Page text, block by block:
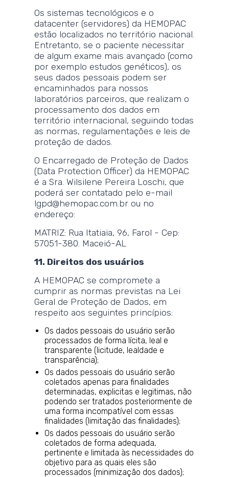
Os sistemas tecnológicos e o
datacenter (servidores) da HEMOPAC
estão localizados no território nacional.
Entretanto, se o paciente necessitar
de algum exame mais avançado (como
por exemplo estudos genéticos), os
seus dados pessoais podem ser
encaminhados para nossos
laboratórios parceiros, que realizam o
processamento dos dados em
território internacional, seguindo todas
as normas, regulamentações e leis de
proteção de dados.
O Encarregado de Proteção de Dados
(Data Protection Officer) da HEMOPAC
é a Sra. Wilsilene Pereira Loschi, que
poderá ser contatado pelo e-mail
lgpd@hemopac.com.br ou no
endereço:
MATRIZ: Rua Itatiaia, 96, Farol - Cep:
57051-380. Maceió-AL
11. Direitos dos usuários
A HEMOPAC se compromete a
cumprir as normas previstas na Lei
Geral de Proteção de Dados, em
respeito aos seguintes princípios:
Os dados pessoais do usuário serão
processados de forma lícita, leal e
transparente (licitude, lealdade e
transparência);
Os dados pessoais do usuário serão
coletados apenas para finalidades
determinadas, explicitas e legitimas, não
podendo ser tratados posteriormente de
uma forma incompatível com essas
finalidades (limitação das finalidades);
Os dados pessoais do usuário serão
coletados de forma adequada,
pertinente e limitada às necessidades do
objetivo para as quais eles são
processados (minimização dos dados);